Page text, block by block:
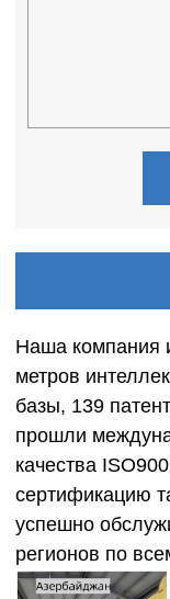
Наша компания
метров
базы, 139
прошли
качества
сертификацию
успешно
регионов по